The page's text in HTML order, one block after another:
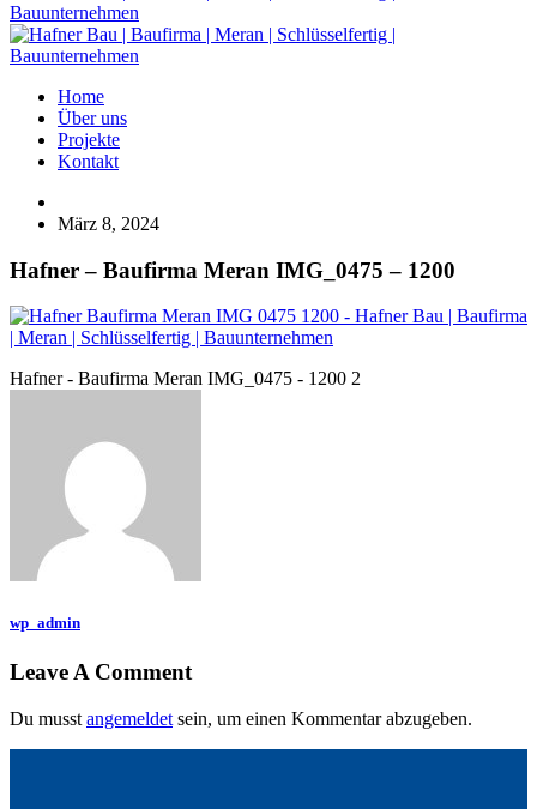
Home
Über uns
Projekte
Kontakt
März 8, 2024
Hafner – Baufirma Meran IMG_0475 – 1200
Hafner - Baufirma Meran IMG_0475 - 1200 2
wp_admin
Leave A Comment
Du musst angemeldet sein, um einen Kommentar abzugeben.